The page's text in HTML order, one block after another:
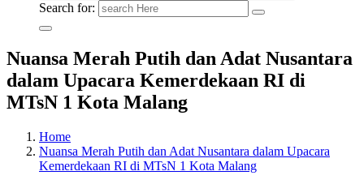
Search for:
Nuansa Merah Putih dan Adat Nusantara
dalam Upacara Kemerdekaan RI di
MTsN 1 Kota Malang
Home
Nuansa Merah Putih dan Adat Nusantara dalam Upacara
Kemerdekaan RI di MTsN 1 Kota Malang